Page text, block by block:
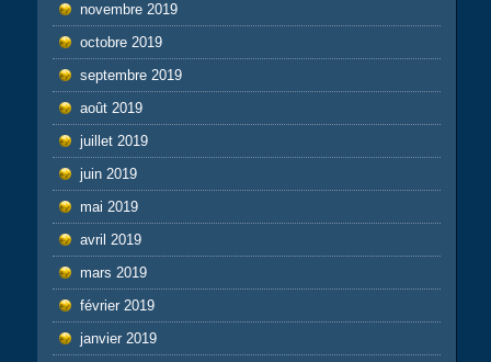
novembre 2019
octobre 2019
septembre 2019
août 2019
juillet 2019
juin 2019
mai 2019
avril 2019
mars 2019
février 2019
janvier 2019